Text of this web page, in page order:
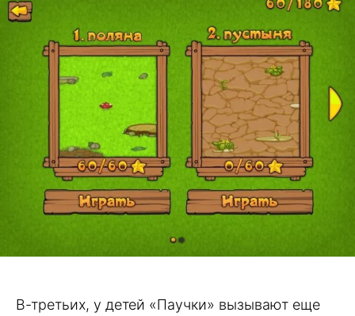
В-третьих, у детей «Паучки» вызывают еще